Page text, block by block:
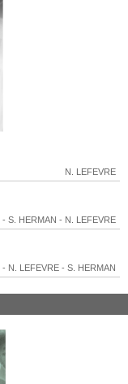
N. LEFEVRE
- S. HERMAN - N. LEFEVRE
- N. LEFEVRE - S. HERMAN